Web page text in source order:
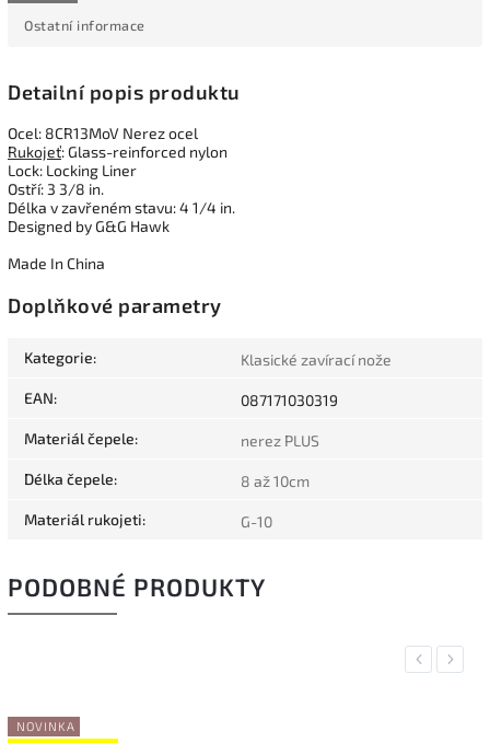
Ostatní informace
Detailní popis produktu
Ocel: 8CR13MoV Nerez ocel
Rukojeť: Glass-reinforced nylon
Lock: Locking Liner
Ostří: 3 3/8 in.
Délka v zavřeném stavu: 4 1/4 in.
Designed by G&G Hawk
Made In China
Doplňkové parametry
Kategorie: Klasické zavírací nože
EAN: 087171030319
Materiál čepele: nerez PLUS
Délka čepele: 8 až 10cm
Materiál rukojeti: G-10
PODOBNÉ PRODUKTY
Previous
NOVINKA
Next